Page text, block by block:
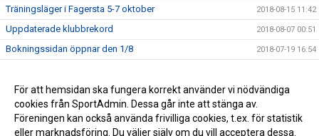
Träningsläger i Fagersta 5-7 oktober 2018-08-15 11:42
Uppdaterade klubbrekord 2018-08-07 00:51
Bokningssidan öppnar den 1/8 2018-07-19 16:54
Styrelsen informerar – Ny tränare i A-gruppen 2018-05-22 15:39
Världs och europamästarinna gästtränar BRSS 2018-05-22 15:38
För att hemsidan ska fungera korrekt använder vi nödvändiga
cookies från SportAdmin. Dessa går inte att stänga av.
Föreningen kan också använda frivilliga cookies, t.ex. för statistik
eller marknadsföring. Du väljer själv om du vill acceptera dessa.